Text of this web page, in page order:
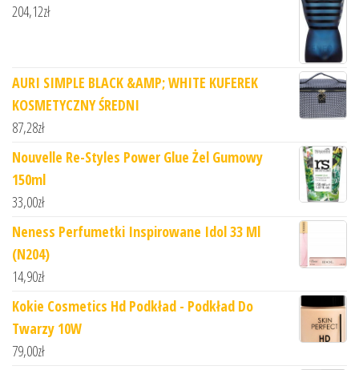
204,12zł
AURI SIMPLE BLACK &AMP; WHITE KUFEREK
KOSMETYCZNY ŚREDNI
87,28zł
Nouvelle Re-Styles Power Glue Żel Gumowy
150ml
33,00zł
Neness Perfumetki Inspirowane Idol 33 Ml
(N204)
14,90zł
Kokie Cosmetics Hd Podkład - Podkład Do
Twarzy 10W
79,00zł